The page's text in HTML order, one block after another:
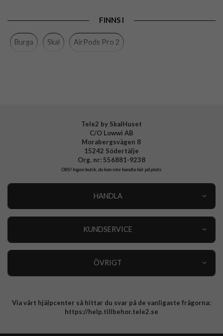
Material
FINNS I
Burga Skal AirPods Pro 2
Tele2 by SkalHuset
C/O Lowwi AB
Morabergsvägen 8
15242 Södertälje
Org. nr: 556881-9238
OBS!Ingen butik, du kan inte handla här på plats
HANDLA
KUNDSERVICE
ÖVRIGT
Integritetspolicy
Via vårt hjälpcenter så hittar du svar på de vanligaste frågorna:
https://help.tillbehor.tele2.se